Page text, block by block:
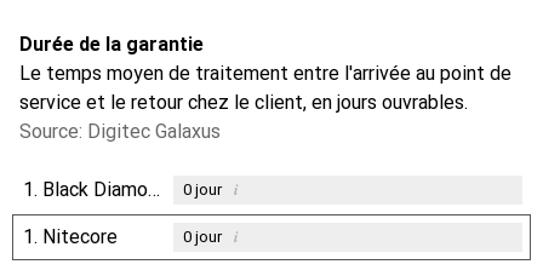
Durée de la garantie
Le temps moyen de traitement entre l'arrivée au point de
service et le retour chez le client, en jours ouvrables.
Source: Digitec Galaxus
1. Black Diamond 0jour i
1. Nitecore 0jour i